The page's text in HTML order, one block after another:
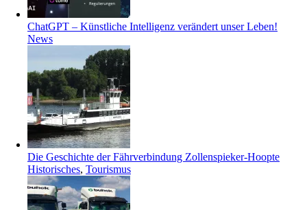
ChatGPT – Künstliche Intelligenz verändert unser Leben!
News
Die Geschichte der Fährverbindung Zollenspieker-Hoopte
Historisches, Tourismus